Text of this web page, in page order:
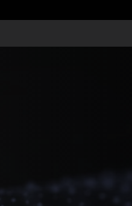
מערכת ההתראות